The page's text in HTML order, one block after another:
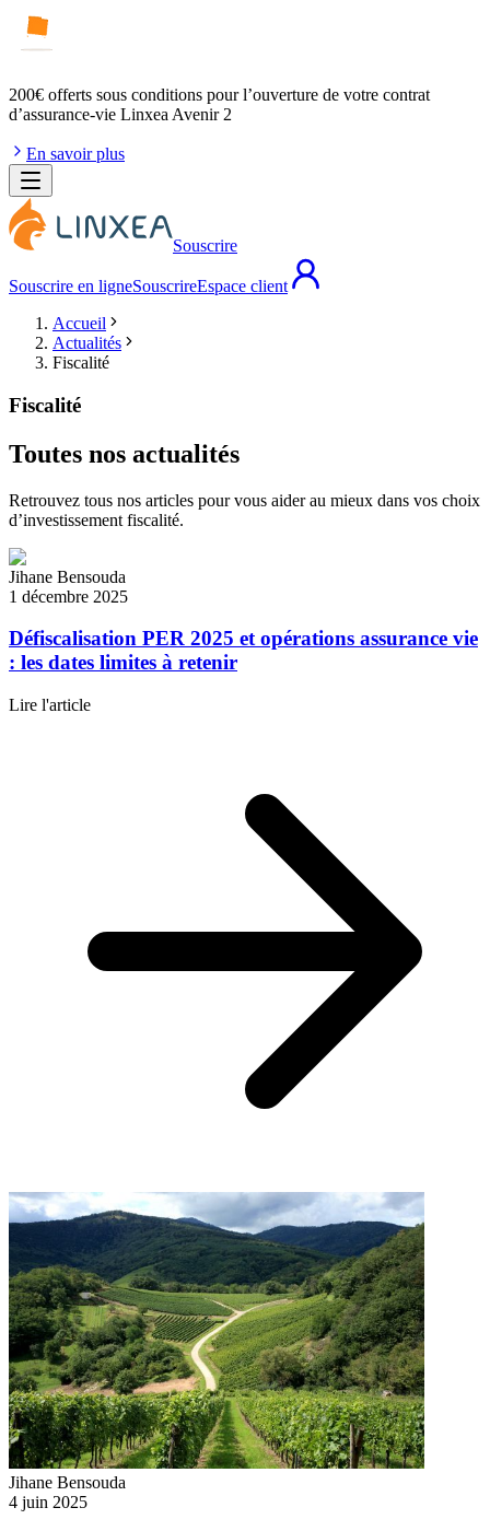
200€ offerts sous conditions pour l’ouverture de votre contrat
d’assurance-vie Linxea Avenir 2
En savoir plus
Souscrire
Souscrire en ligneSouscrireEspace client
Accueil
Actualités
Fiscalité
Fiscalité
Toutes nos actualités
Retrouvez tous nos articles pour vous aider au mieux dans vos choix
d’investissement fiscalité.
Jihane Bensouda
1 décembre 2025
Défiscalisation PER 2025 et opérations assurance vie
: les dates limites à retenir
Lire l'article
Jihane Bensouda
4 juin 2025